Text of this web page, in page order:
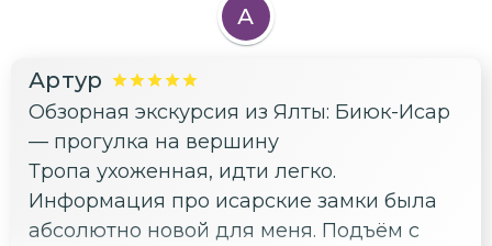
А
Артур
Обзорная экскурсия из Ялты: Биюк-Исар
— прогулка на вершину
Тропа ухоженная, идти легко.
Информация про исарские замки была
абсолютно новой для меня. Подъём с